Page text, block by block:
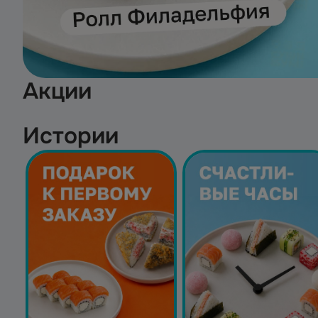
Акции
Истории